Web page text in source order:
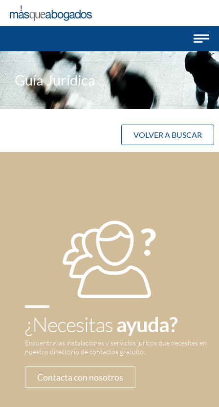
Guía Jurídica
VOLVER A BUSCAR
¿Necesitasayuda?
Encuentra las instalaciones y servicios jurícos que necesites en
nuestro directorio de contactos gratuito.
Contacta con nosotros